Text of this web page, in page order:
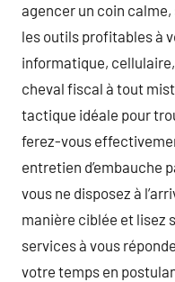
agencer un coin calme,
les outils profitables à
informatique,
cheval fiscal à tout
tactique idéale pour
ferez-vous
entretien d’embauche
vous ne disposez à
manière ciblée et lisez
services à vous
votre temps en